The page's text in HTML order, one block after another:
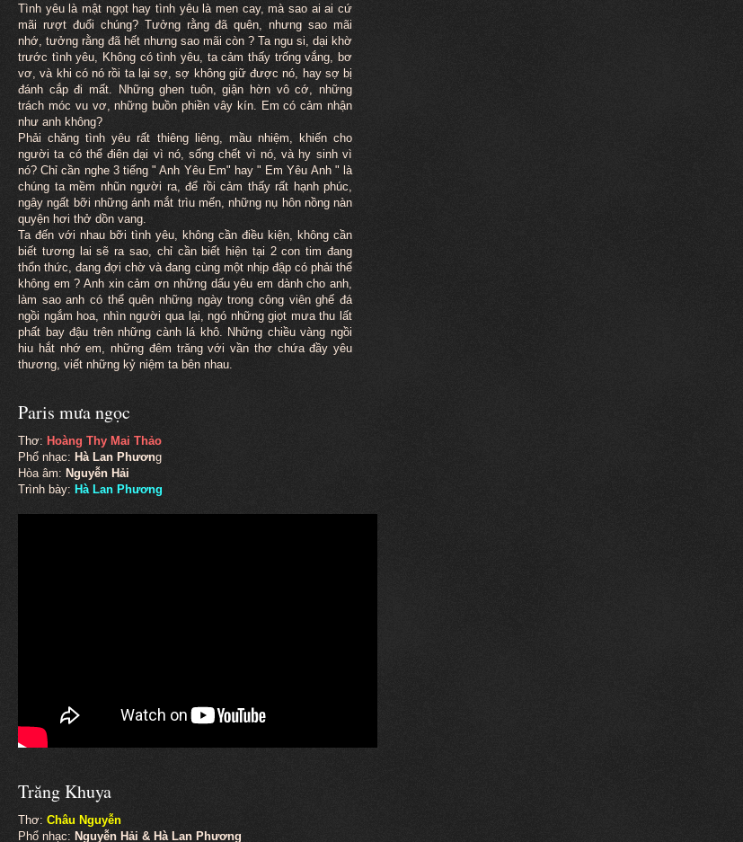
Tình yêu là mật ngọt hay tình yêu là men cay, mà sao ai ai cứ
mãi rượt đuổi chúng? Tưởng rằng đã quên, nhưng sao mãi
nhớ, tưởng rằng đã hết nhưng sao mãi còn ? Ta ngu si, dại khờ
trước tình yêu, Không có tình yêu, ta cảm thấy trống vắng, bơ
vơ, và khi có nó rồi ta lại sợ, sợ không giữ được nó, hay sợ bị
đánh cắp đi mất. Những ghen tuôn, giận hờn vô cớ, những
trách móc vu vơ, những buồn phiền vây kín. Em có cảm nhận
như anh không?
Phải chăng tình yêu rất thiêng liêng, mầu nhiệm, khiến cho
người ta có thể điên dại vì nó, sống chết vì nó, và hy sinh vì
nó? Chỉ cần nghe 3 tiếng " Anh Yêu Em" hay " Em Yêu Anh " là
chúng ta mềm nhũn người ra, để rồi cảm thấy rất hạnh phúc,
ngây ngất bỡi những ánh mắt trìu mến, những nụ hôn nồng nàn
quyện hơi thở dồn vang.
Ta đến với nhau bỡi tình yêu, không cần điều kiện, không cần
biết tương lai sẽ ra sao, chỉ cần biết hiện tại 2 con tim đang
thổn thức, đang đợi chờ và đang cùng một nhịp đập có phải thế
không em ? Anh xin cảm ơn những dấu yêu em dành cho anh,
làm sao anh có thể quên những ngày trong công viên ghế đá
ngồi ngắm hoa, nhìn người qua lại, ngó những giọt mưa thu lất
phất bay đậu trên những cành lá khô. Những chiều vàng ngồi
hiu hắt nhớ em, những đêm trăng với vần thơ chứa đầy yêu
thương, viết những kỷ niệm ta bên nhau.
Paris mưa ngọc
Thơ: Hoàng Thy Mai Thảo
Phổ nhạc: Hà Lan Phương
Hòa âm: Nguyễn Hải
Trình bày: Hà Lan Phương
Trăng Khuya
Thơ: Châu Nguyễn
Phổ nhạc: Nguyễn Hải & Hà Lan Phương